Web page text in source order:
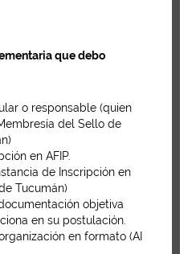
que debo
o responsable (quien
del Sello de
en AFIP.
de Inscripción en
Tucumán)
objetiva
en su postulación.
en formato (AI